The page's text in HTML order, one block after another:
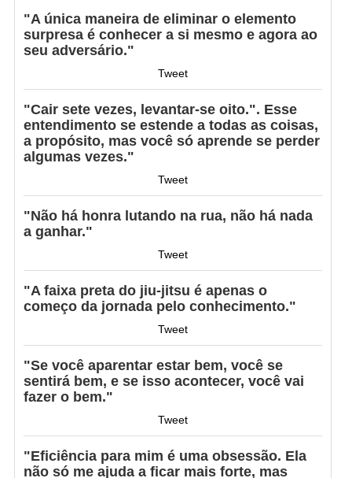
"A única maneira de eliminar o elemento
surpresa é conhecer a si mesmo e agora ao
seu adversário."
Tweet
"Cair sete vezes, levantar-se oito.". Esse
entendimento se estende a todas as coisas,
a propósito, mas você só aprende se perder
algumas vezes."
Tweet
"Não há honra lutando na rua, não há nada
a ganhar."
Tweet
"A faixa preta do jiu-jitsu é apenas o
começo da jornada pelo conhecimento."
Tweet
"Se você aparentar estar bem, você se
sentirá bem, e se isso acontecer, você vai
fazer o bem."
Tweet
"Eficiência para mim é uma obsessão. Ela
não só me ajuda a ficar mais forte, mas